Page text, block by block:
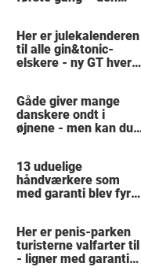
skrige af grin
Her er julekalenderen
til alle gin&tonic-
elskere - ny GT hver
Gåde giver mange
danskere ondt i
øjnene - men kan du
13 uduelige
håndværkere som
med garanti blev fyret
Her er penis-parken
turisterne valfarter til
- ligner med garanti